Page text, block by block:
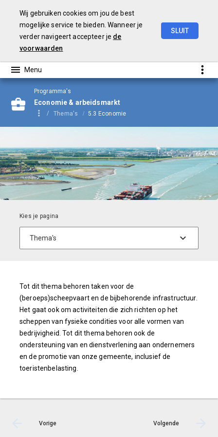
Wij gebruiken cookies om jou de best
mogelijke service te bieden. Wanneer je
verder navigeert accepteer je de
voorwaarden
SLUIT
Programma's
Economie & arbeidsmarkt
Thema's 5.3 Economie
Tot dit thema behoren taken voor de
(beroeps)scheepvaart en de bijbehorende infrastructuur.
Het gaat ook om activiteiten die zich richten op het
scheppen van fysieke condities voor alle vormen van
bedrijvigheid. Tot dit thema behoren ook de
ondersteuning van en dienstverlening aan ondernemers
en de promotie van onze gemeente, inclusief de
toeristenbelasting.
Vorige Volgende